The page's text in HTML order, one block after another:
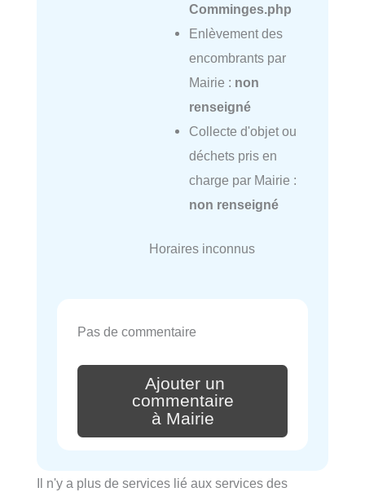
Comminges.php
Enlèvement des
encombrants par
Mairie : non
renseigné
Collecte d'objet ou
déchets pris en
charge par Mairie :
non renseigné
Horaires inconnus
Pas de commentaire
Ajouter un
commentaire
à Mairie
Il n'y a plus de services lié aux services des